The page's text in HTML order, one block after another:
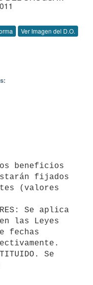
Ver Imagen del D.O.
fijados
(valores
Se aplica
las Leyes
fechas
Se